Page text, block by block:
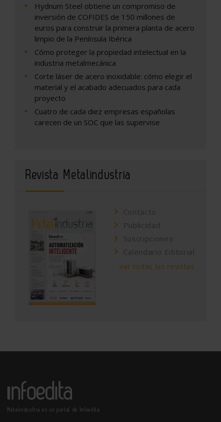
Hydnum Steel obtiene un compromiso de
inversión de COFIDES de 150 millones de
euros para construir la primera planta de acero
limpio de la Península Ibérica
Cómo proteger la propiedad intelectual en la
industria metalmecánica
Corte láser de acero inoxidable: cómo elegir el
material y el acabado adecuados para cada
proyecto
Cuatro de cada diez empresas españolas
carecen de un SOC que las supervise
Revista Metalindustria
Contacto
Publicidad
Suscripciones
Calendario Editorial
Ver todas las revistas
Metalindustria es un portal de Infoedita